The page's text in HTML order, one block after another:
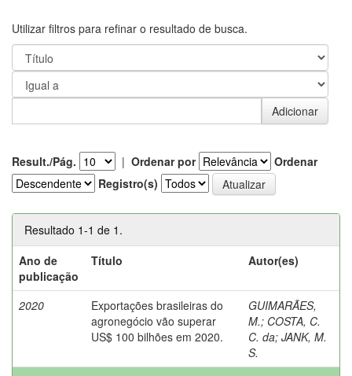
Utilizar filtros para refinar o resultado de busca.
Result./Pág. | Ordenar por
Ordenar
Registro(s)
Resultado 1-1 de 1.
Ano de
publicação
Título Autor(es)
2020
Exportações brasileiras do
agronegócio vão superar
US$ 100 bilhões em 2020.
GUIMARÃES,
M.; COSTA, C.
C. da; JANK, M.
S.